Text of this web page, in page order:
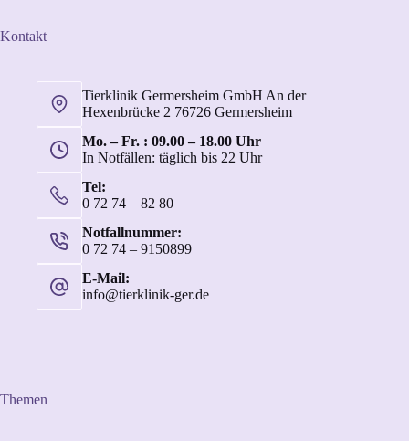
Kontakt
Tierklinik Germersheim GmbH An der
Hexenbrücke 2 76726 Germersheim
Mo. – Fr. : 09.00 – 18.00 Uhr
In Notfällen: täglich bis 22 Uhr
Tel:
0 72 74 – 82 80
Notfallnummer:
0 72 74 – 9150899
E-Mail:
info@tierklinik-ger.de
Themen